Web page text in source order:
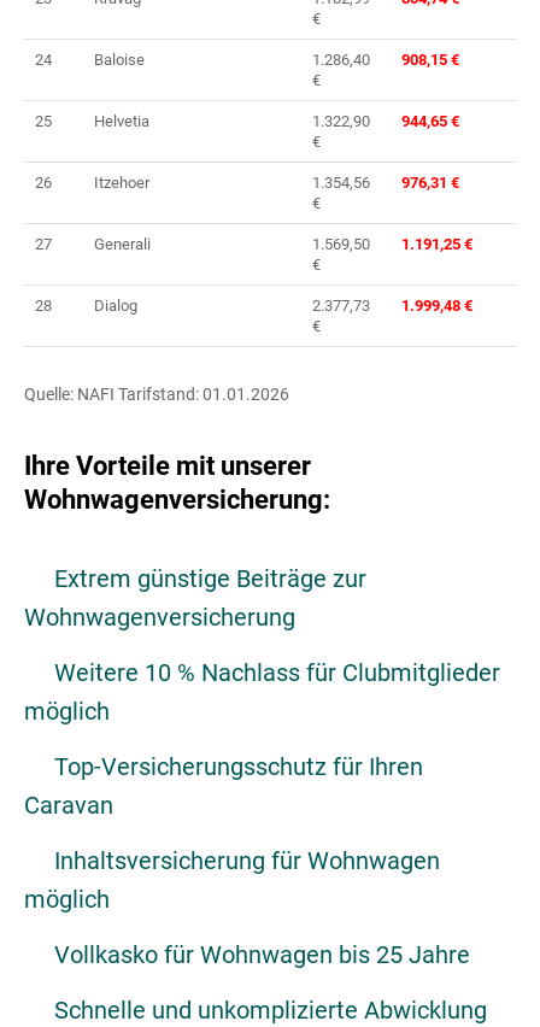
€
24 Baloise
1.286,40
€
908,15 €
25 Helvetia
1.322,90
€
944,65 €
26 Itzehoer
1.354,56
€
976,31 €
27 Generali
1.569,50
€
1.191,25 €
28 Dialog
2.377,73
€
1.999,48 €
Quelle: NAFI Tarifstand: 01.01.2026
Ihre Vorteile mit unserer
Wohnwagenversicherung:
Extrem günstige Beiträge zur
Wohnwagenversicherung
Weitere 10 % Nachlass für Clubmitglieder
möglich
Top-Versicherungsschutz für Ihren
Caravan
Inhaltsversicherung für Wohnwagen
möglich
Vollkasko für Wohnwagen bis 25 Jahre
Schnelle und unkomplizierte Abwicklung